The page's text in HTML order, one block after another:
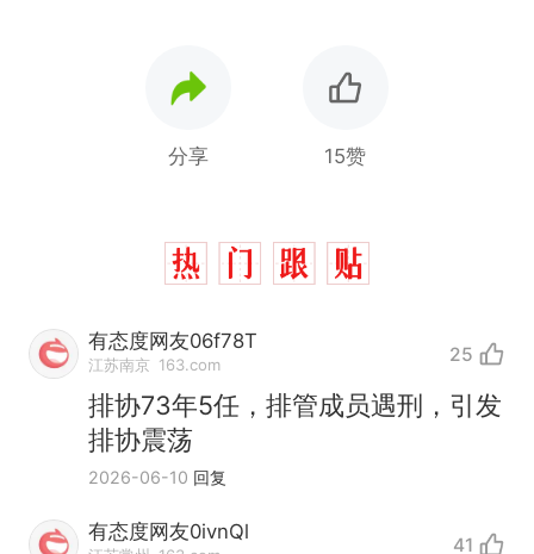
分享 15赞
有态度网友06f78T
江苏南京 163.com 25
排协73年5任，排管成员遇刑，引发
排协震荡
2026-06-10 回复
有态度网友0ivnQl
41